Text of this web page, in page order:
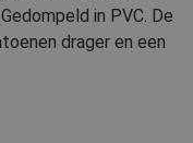
in PVC. De
drager en een